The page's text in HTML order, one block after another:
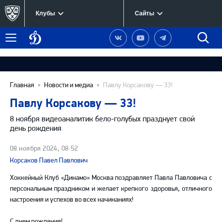
Клубы Сайты
Меню
Динамо
Москва
Наша
группа
Вконтакте
Наш
канал
YouTube
Наш
канал
Telegram
Главная Новости и медиа Павлу Корсакову — 33!
Павлу Корсакову — 33!
8 ноября видеоаналитик бело-голубых празднует свой
день рождения
08 ноября 2024, 08:52
Корсаков Павел Павлович
Хоккейный Клуб «Динамо» Москва поздравляет Павла Павловича с
персональным праздником и желает крепкого здоровья, отличного
настроения и успехов во всех начинаниях!